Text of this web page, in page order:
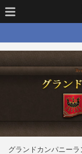
グランドカンパニー